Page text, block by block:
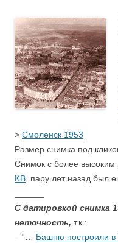
> Смоленск 1953
Размер снимка под
Снимок с более
KB пару лет назад был
С датировкой снимка
неточность, т.к.:
– “… Башню построили в